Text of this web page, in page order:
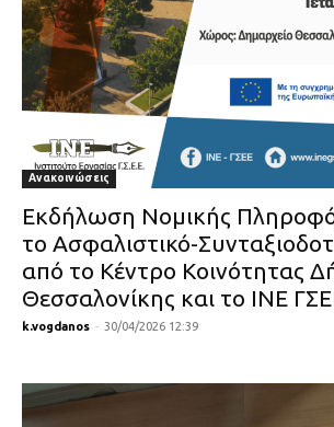
Ανακοινώσεις
Εκδήλωση Νομικής
το Ασφαλιστικό-
από το Κέντρο Κοινότητας
Θεσσαλονίκης και το ΙΝΕ
k.vogdanos - 30/04/2026 12:39